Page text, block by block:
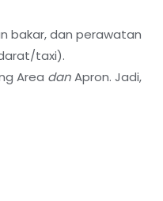
bakar, dan perawatan
taxi).
Area danApron. Jadi,